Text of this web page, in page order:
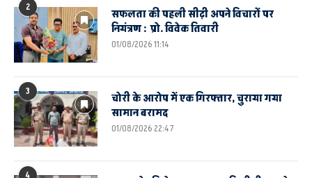
2
सफलता की पहली सीढ़ी अपने विचारों पर
नियंत्रण : प्रो. विवेक तिवारी
01/08/2026 11:14
3
चोरी के आरोप में एक गिरफ्तार, चुराया गया
सामान बरामद
01/08/2026 22:47
4